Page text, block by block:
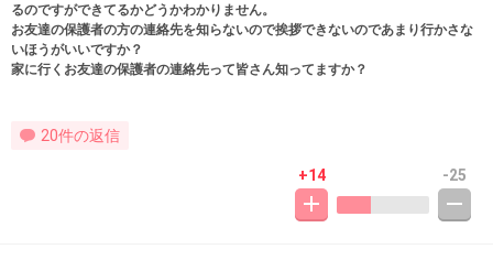
るのですができてるかどうかわかりません。
お友達の保護者の方の連絡先を知らないので挨拶できないのであまり行かさな
いほうがいいですか？
家に行くお友達の保護者の連絡先って皆さん知ってますか？
20件の返信
+14 -25